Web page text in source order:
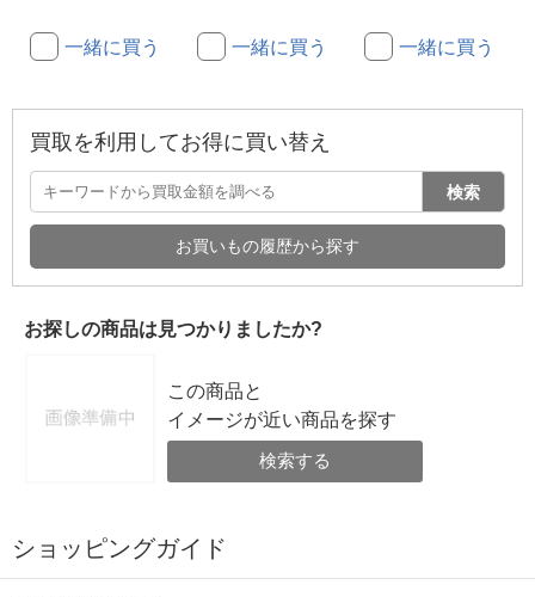
一緒に買う 一緒に買う 一緒に買う
買取を利用してお得に買い替え
検索
お買いもの履歴から探す
お探しの商品は見つかりましたか?
この商品と
イメージが近い商品を探す
検索する
ショッピングガイド